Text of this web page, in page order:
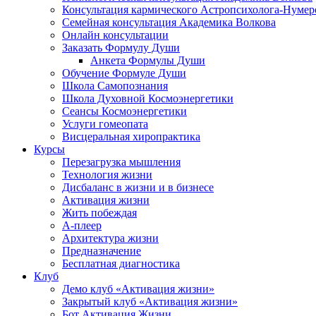
Консультация кармического Астропсихолога-
Семейная консультация Академика Волкова
Онлайн консультации
Заказать Формулу Души
Анкета Формулы Души
Обучение Формуле Души
Школа Самопознания
Школа Духовной Космоэнергетики
Сеансы Космоэнергетики
Услуги гомеопата
Висцеральная хиропрактика
Курсы
Перезагрузка мышления
Технология жизни
Дисбаланс в жизни и в бизнесе
Активация жизни
Жить побеждая
А-плеер
Архитектура жизни
Предназначение
Бесплатная диагностика
Клуб
Демо клуб «Активация жизни»
Закрытый клуб «Активация жизни»